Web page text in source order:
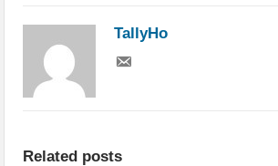
TallyHo
Related posts